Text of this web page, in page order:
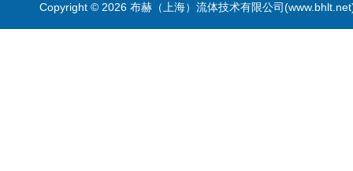
Copyright © 2026 布赫（上海）流体技术有限公司